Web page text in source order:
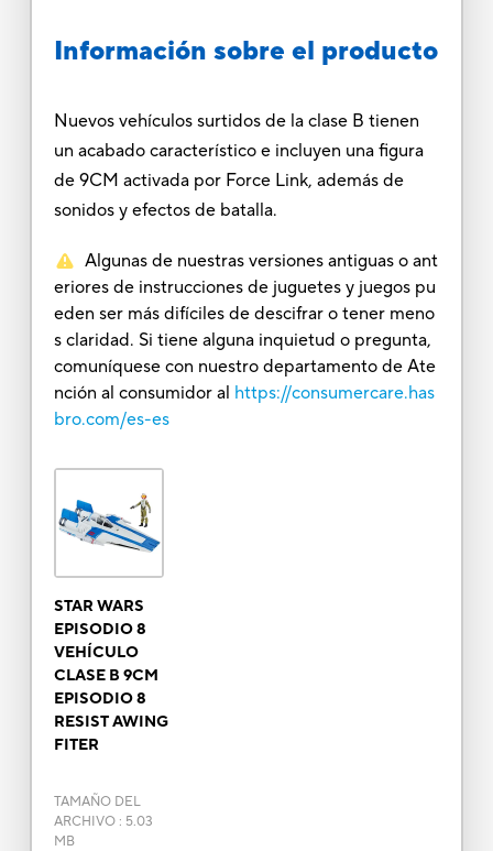
Información sobre el producto
Nuevos vehículos surtidos de la clase B tienen
un acabado característico e incluyen una figura
de 9CM activada por Force Link, además de
sonidos y efectos de batalla.
Algunas de nuestras versiones antiguas o ant
eriores de instrucciones de juguetes y juegos pu
eden ser más difíciles de descifrar o tener meno
s claridad. Si tiene alguna inquietud o pregunta,
comuníquese con nuestro departamento de Ate
nción al consumidor al https://consumercare.has
bro.com/es-es
STAR WARS
EPISODIO 8
VEHÍCULO
CLASE B 9CM
EPISODIO 8
RESIST AWING
FITER
TAMAÑO DEL
ARCHIVO: 5.03
MB